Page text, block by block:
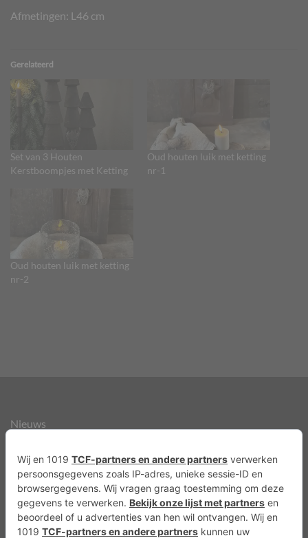
Afmetingen: L46 cm
Gerelateerd
Set van 3 Houten
Kerstboompjes met Ketting
Oud houten luik met ketting
nr-1
Oud houten luik met ketting
nr-2
Nieuws
Over ons
Agenda